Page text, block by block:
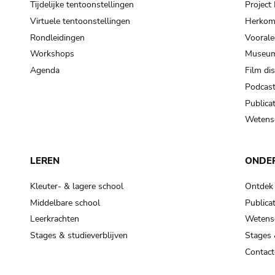
Tijdelijke tentoonstellingen
Virtuele tentoonstellingen
Rondleidingen
Workshops
Agenda
Project
Film
LEREN
Kleuter- & lagere school
Middelbare school
Leerkrachten
Stages & studieverblijven
Stages